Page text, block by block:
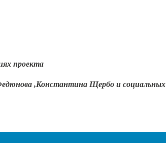
проекта
,Константина Щербо и социальных